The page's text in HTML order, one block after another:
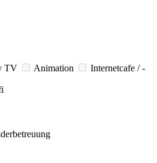
TV Animation
Internetcafe / -